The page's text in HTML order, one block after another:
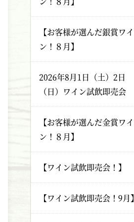
【お客様が選んだ銀賞ワイ
ン！８月】
2026年8月1日（土）2日
（日）ワイン試飲即売会
【お客様が選んだ金賞ワイ
ン！８月】
【ワイン試飲即売会！】
【ワイン試飲即売会！9月】